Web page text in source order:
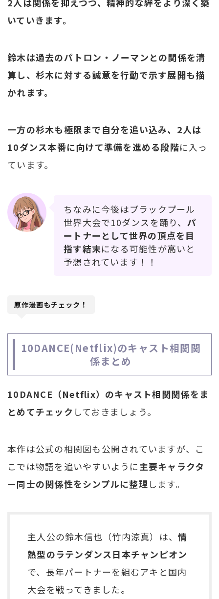
いていきます。
鈴木は過去のパトロン・ノーマンとの関係を清
算し、杉木に対する誠意を行動で示す展開も描
かれます。
一方の杉木も極限まで自分を追い込み、2人は
10ダンス本番に向けて準備を進める段階に入っ
ています。
ちなみに今後はブラックプール
世界大会で10ダンスを踊り、 パ
ートナーとして世界の頂点を目
指す結末になる可能性が高いと
予想されています！！
原作漫画もチェック！
10DANCE(Netflix)のキャスト相関関
係まとめ
10DANCE（Netflix）のキャスト相関関係をま
とめてチェック しておきましょう。
本作は公式の相関図も公開されていますが、こ
こでは物語を追いやすいように主要キャラクタ
ー同士の関係性をシンプルに整理 します。
主人公の鈴木信也（竹内涼真）は、情
熱型のラテンダンス日本チャンピオン
で、長年パートナーを組むアキと国内
大会を戦ってきました。